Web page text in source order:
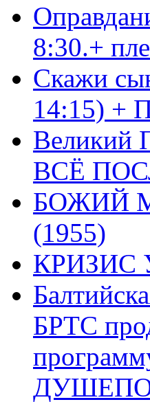
8:30.+
Скажи
14:15) +
Великий
ВСЁ
БОЖИЙ
(1955)
КРИЗИС
БРТС